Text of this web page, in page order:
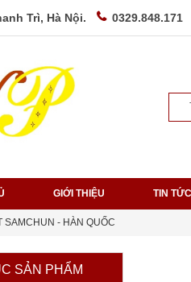
Trì, Hà Nội. 0329.848.171
GIỚI THIỆU TIN TỨC
SAMCHUN - HÀN QUỐC
SẢN PHẨM